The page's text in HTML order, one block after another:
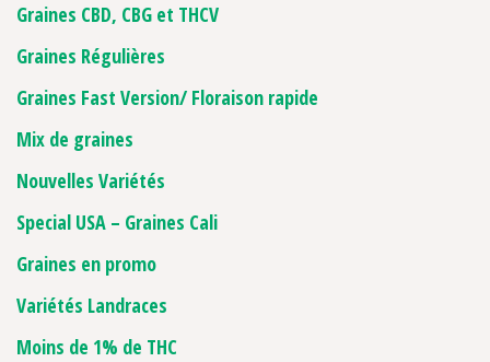
Graines CBD, CBG et THCV
Graines Régulières
Graines Fast Version/ Floraison rapide
Mix de graines
Nouvelles Variétés
Special USA – Graines Cali
Graines en promo
Variétés Landraces
Moins de 1% de THC